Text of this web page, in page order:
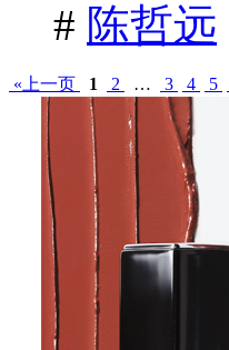
# 陈哲远
«上一页 1 2 … 3 4 5